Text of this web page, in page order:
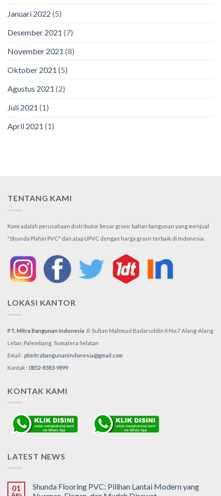
Januari 2022 (5)
Desember 2021 (7)
November 2021 (8)
Oktober 2021 (5)
Agustus 2021 (2)
Juli 2021 (1)
April 2021 (1)
TENTANG KAMI
Kami adalah perusahaan distributor besar grosir bahan bangunan yang menjual
"Shunda Plafon PVC" dan atap UPVC dengan harga grosir terbaik di Indonesia.
LOKASI KANTOR
PT. Mitra Bangunan Indonesia Jl. Sultan Mahmud Badaruddin II No.7 Alang-Alang
Lebar, Palembang, Sumatera Selatan
Email : ptmitrabangunanindonesia@gmail.com
Kontak : 0852-8383-9899
KONTAK KAMI
LATEST NEWS
01
Agu
Shunda Flooring PVC: Pilihan Lantai Modern yang